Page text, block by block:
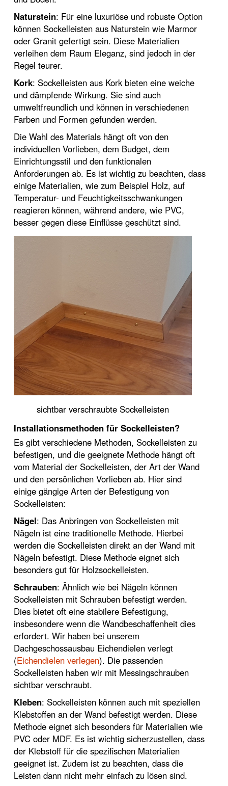
Naturstein: Für eine luxuriöse und robuste Option
können Sockelleisten aus Naturstein wie Marmor
oder Granit gefertigt sein. Diese Materialien
verleihen dem Raum Eleganz, sind jedoch in der
Regel teurer.
Kork: Sockelleisten aus Kork bieten eine weiche
und dämpfende Wirkung. Sie sind auch
umweltfreundlich und können in verschiedenen
Farben und Formen gefunden werden.
Die Wahl des Materials hängt oft von den
individuellen Vorlieben, dem Budget, dem
Einrichtungsstil und den funktionalen
Anforderungen ab. Es ist wichtig zu beachten, dass
einige Materialien, wie zum Beispiel Holz, auf
Temperatur- und Feuchtigkeitsschwankungen
reagieren können, während andere, wie PVC,
besser gegen diese Einflüsse geschützt sind.
sichtbar verschraubte Sockelleisten
Installationsmethoden für Sockelleisten?
Es gibt verschiedene Methoden, Sockelleisten zu
befestigen, und die geeignete Methode hängt oft
vom Material der Sockelleisten, der Art der Wand
und den persönlichen Vorlieben ab. Hier sind
einige gängige Arten der Befestigung von
Sockelleisten:
Nägel: Das Anbringen von Sockelleisten mit
Nägeln ist eine traditionelle Methode. Hierbei
werden die Sockelleisten direkt an der Wand mit
Nägeln befestigt. Diese Methode eignet sich
besonders gut für Holzsockelleisten.
Schrauben: Ähnlich wie bei Nägeln können
Sockelleisten mit Schrauben befestigt werden.
Dies bietet oft eine stabilere Befestigung,
insbesondere wenn die Wandbeschaffenheit dies
erfordert. Wir haben bei unserem
Dachgeschossausbau Eichendielen verlegt
(Eichendielen verlegen). Die passenden
Sockelleisten haben wir mit Messingschrauben
sichtbar verschraubt.
Kleben: Sockelleisten können auch mit speziellen
Klebstoffen an der Wand befestigt werden. Diese
Methode eignet sich besonders für Materialien wie
PVC oder MDF. Es ist wichtig sicherzustellen, dass
der Klebstoff für die spezifischen Materialien
geeignet ist. Zudem ist zu beachten, dass die
Leisten dann nicht mehr einfach zu lösen sind.